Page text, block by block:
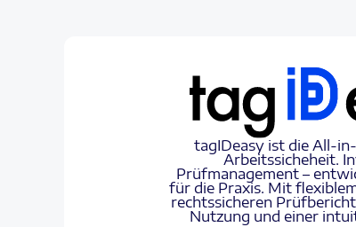
tagIDeasy ist die All-
Arbeitssicheheit.
Prüfmanagement –
für die Praxis. Mit
rechtssicheren
Nutzung und einer